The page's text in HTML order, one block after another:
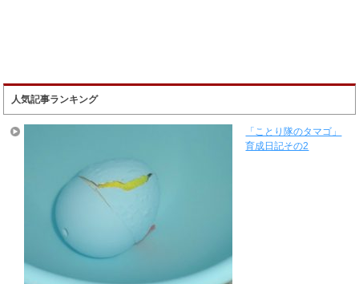
人気記事ランキング
「ことり隊のタマゴ」
育成日記その2